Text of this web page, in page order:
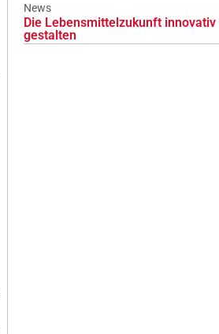
News
Die Lebensmittelzukunft innovativ
gestalten